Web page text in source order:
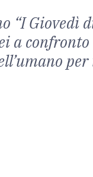
“I Giovedì
a